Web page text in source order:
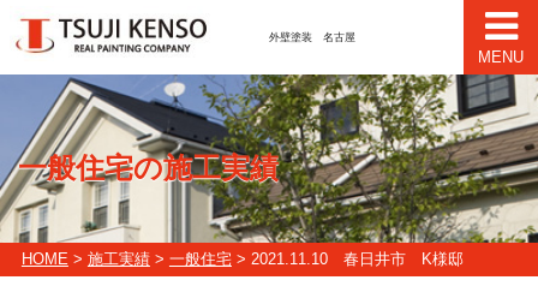
外壁塗装 名古屋
MENU
一般住宅の施工実績
HOME> 施工実績> 一般住宅> 2021.11.10 春日井市 K様邸